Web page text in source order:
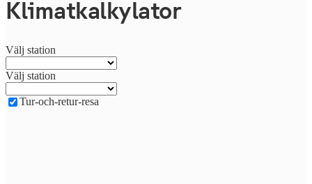
Klimatkalkylator
Välj station
Välj station
Tur-och-retur-resa